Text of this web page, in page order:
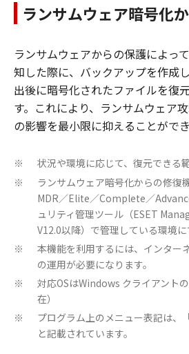
ランサムウェア暗号化
ランサムウェアからの保護によっ
知した際に、バックアップを作成
出後に暗号化されたファイルを復
す。これにより、ランサムウェア
の影響を最小限に抑えることができ
※ 状況や環境に応じて、復元できる
※
ランサムウェア暗号化からの修復
MDR／Elite／Complete／
ュリティ管理ツール（ESET
V12.0以降）で管理している環境に
※
本機能を利用するには、インター
の運用が必要になります。
※
対応OSはWindows クライアント
在）
※
プログラム上のメニュー表記は、
と記載されています。